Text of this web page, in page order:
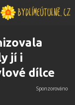
jí i
dílce